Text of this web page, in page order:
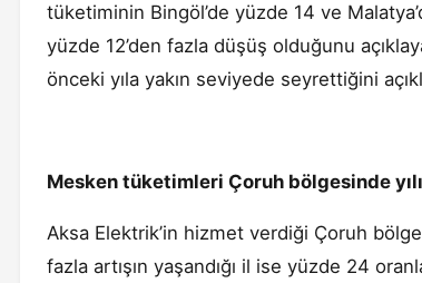
tüketiminin Bingöl’de yüzde 14 ve
yüzde 12’den fazla düşüş olduğunu
önceki yıla yakın seviyede seyrettiğini
Mesken tüketimleri Çoruh bölgesinde
Aksa Elektrik’in hizmet verdiği Çoruh
fazla artışın yaşandığı il ise yüzde 24